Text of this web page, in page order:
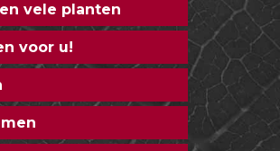
vele planten
voor u!